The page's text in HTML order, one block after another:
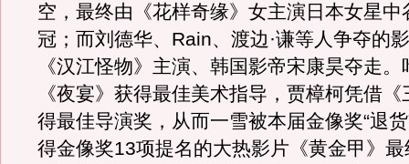
空，最终由《花样奇缘》女主演日本女星中
冠；而刘德华、Rain、渡边·谦等人争夺的
《汉江怪物》主演、韩国影帝宋康昊夺走
《夜宴》获得最佳美术指导，贾樟柯凭借
得最佳导演奖，从而一雪被本届金像奖“退
得金像奖13项提名的大热影片《黄金甲》